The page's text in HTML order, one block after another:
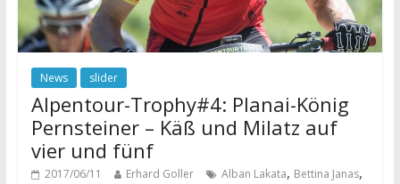
News slider
Alpentour-Trophy#4: Planai-König
Pernsteiner – Käß und Milatz auf
vier und fünf
2017/06/11 Erhard Goller Alban Lakata, Bettina Janas,